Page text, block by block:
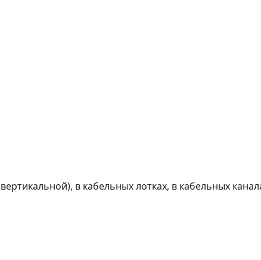
в кабельных лотках, в кабельных